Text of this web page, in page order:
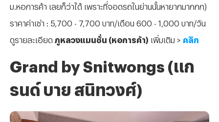
ม.หอการค้า เลยก็ว่าได้ เพราะที่จอดรถในย่านนั้นหายากมากกก)
ราคาค่าเช่า : 5,700 - 7,700 บาท/เดือน 600 - 1,000 บาท/วัน
ดูรายละเอียด ภูหลวงแมนชั่น (หอการค้า) เพิ่มเติม > คลิก
Grand by Snitwongs (แก
รนด์ บาย สนิทวงศ์)